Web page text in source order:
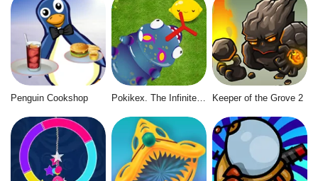
Penguin Cookshop Pokikex. The Infinite Parasite Keeper of the Grove 2